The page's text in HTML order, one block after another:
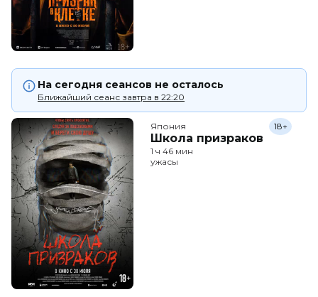
На сегодня сеансов не осталось
Ближайший сеанс завтра в 22:20
Япония
Школа призраков
18+
1 ч 46 мин
ужасы